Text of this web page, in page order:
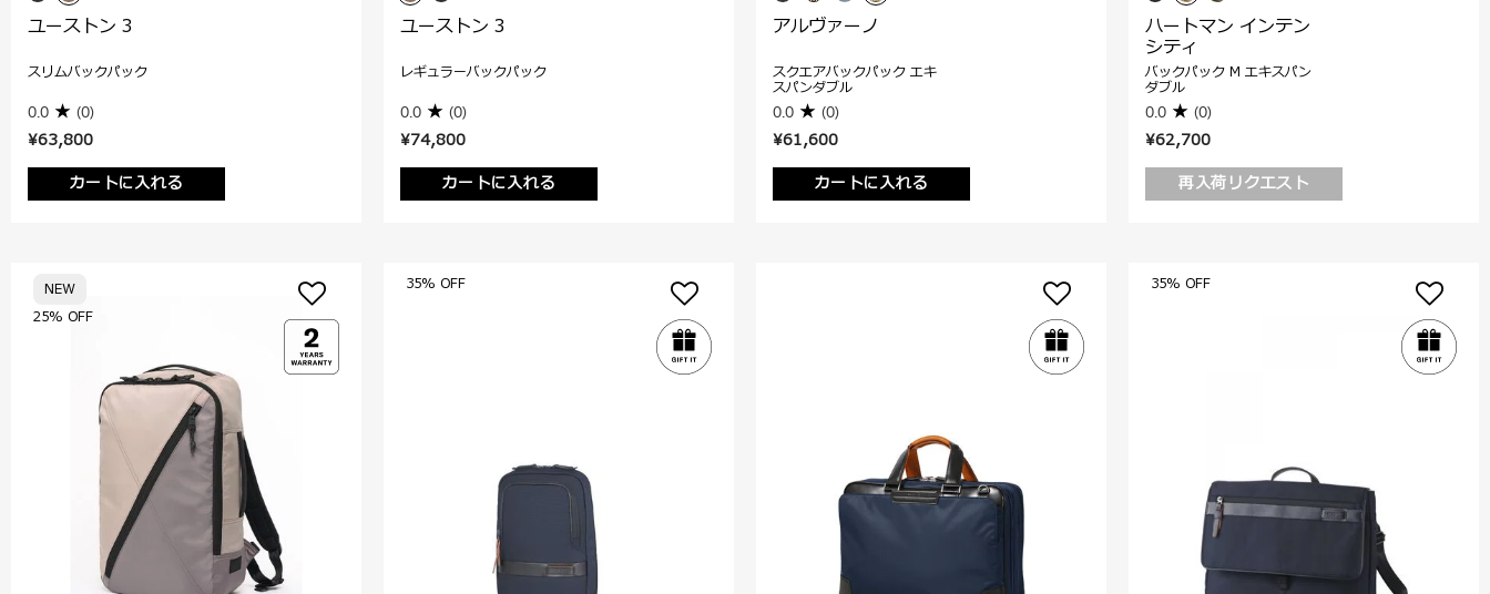
¥63,800
カートに入れる
ユーストン 3
スリムバックパック
0.0 (0)
¥74,800
カートに入れる
ユーストン 3
レギュラーバックパック
0.0 (0)
¥61,600
カートに入れる
アルヴァーノ
スクエアバックパック エキ
スパンダブル
0.0 (0)
¥62,700
再入荷リクエスト
ハートマン インテン
シティ
バックパック M エキスパン
ダブル
0.0 (0)
25% OFF
NEW 35% OFF 35% OFF